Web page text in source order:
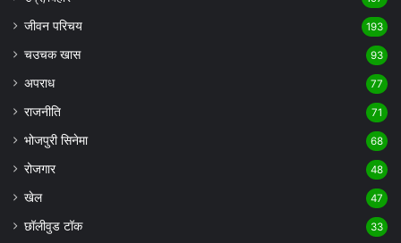
जीवन परिचय 193
चउचक खास 93
अपराध 77
राजनीति 71
भोजपुरी सिनेमा 68
रोजगार 48
खेल 47
छॉलीवुड टॉक 33